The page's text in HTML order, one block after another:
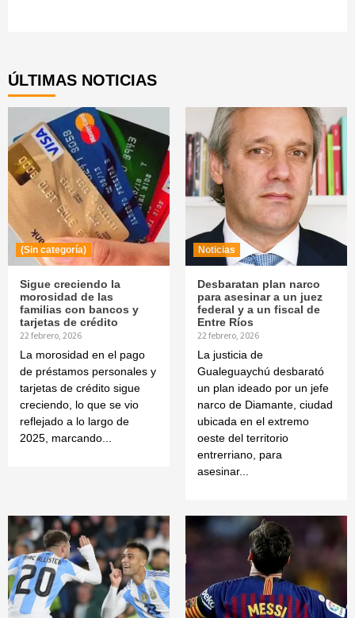
ÚLTIMAS NOTICIAS
(Sin categoría)
Sigue creciendo la
morosidad de las
familias con bancos y
tarjetas de crédito
22 febrero, 2026
La morosidad en el pago
de préstamos personales y
tarjetas de crédito sigue
creciendo, lo que se vio
reflejado a lo largo de
2025, marcando...
Noticias
Desbaratan plan narco
para asesinar a un juez
federal y a un fiscal de
Entre Ríos
22 febrero, 2026
La justicia de
Gualeguaychú desbarató
un plan ideado por un jefe
narco de Diamante, ciudad
ubicada en el extremo
oeste del territorio
entrerriano, para
asesinar...